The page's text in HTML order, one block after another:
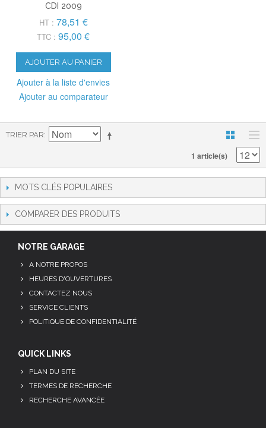
CDI 2009
HT : 78,51 €
TTC : 95,00 €
AJOUTER AU PANIER
Ajouter à la liste d'envies
Ajouter au comparateur
TRIER PAR
1 article(s)
MOTS CLÉS POPULAIRES
COMPARER DES PRODUITS
NOTRE GARAGE
A NOTRE PROPOS
HEURES D'OUVERTURES
CONTACTEZ NOUS
SERVICE CLIENTS
POLITIQUE DE CONFIDENTIALITÉ
QUICK LINKS
PLAN DU SITE
TERMES DE RECHERCHE
RECHERCHE AVANCÉE